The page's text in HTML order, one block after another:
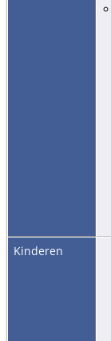
Kinderen